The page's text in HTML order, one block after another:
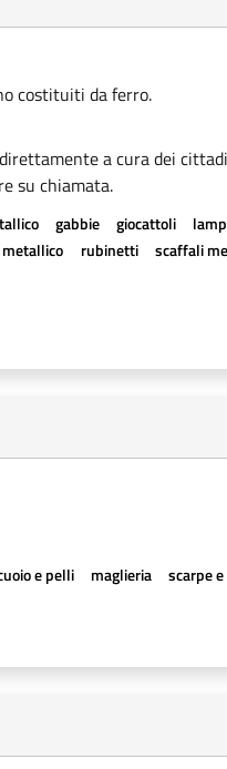
costituiti da ferro.
a cura dei
su chiamata.
gabbie giocattoli
rubinetti scaffali
e pelli maglieria scarpe